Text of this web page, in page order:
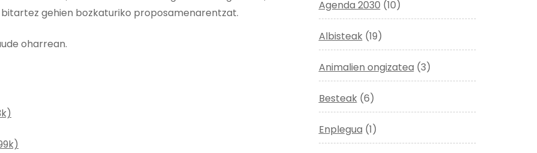
gehien bozkaturiko proposamenarentzat.
oharrean.
Agenda 2030 (10)
Albisteak(19)
Animalien ongizatea (3)
Besteak(6)
Enplegua (1)